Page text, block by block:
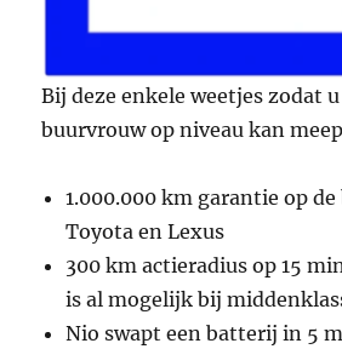
Bij deze enkele weetjes zodat
buurvrouw op niveau kan
1.000.000 km garantie op
Toyota en Lexus
300 km actieradius op 15
is al mogelijk bij
Nio swapt een batterij in 5